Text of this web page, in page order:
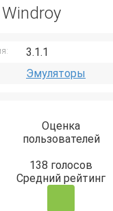
3.1.1
Эмуляторы
Оценка
пользователей
138 голосов
Средний рейтинг